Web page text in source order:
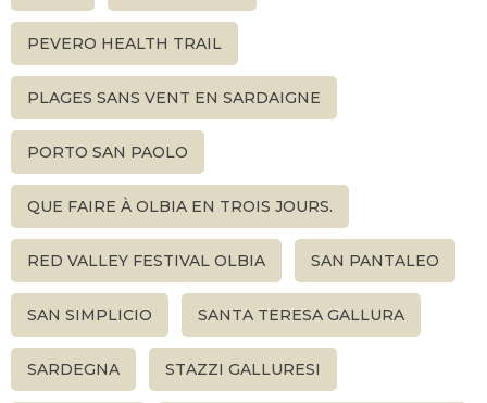
PEVERO HEALTH TRAIL
PLAGES SANS VENT EN SARDAIGNE
PORTO SAN PAOLO
QUE FAIRE À OLBIA EN TROIS JOURS.
RED VALLEY FESTIVAL OLBIA SAN PANTALEO
SAN SIMPLICIO SANTA TERESA GALLURA
SARDEGNA STAZZI GALLURESI